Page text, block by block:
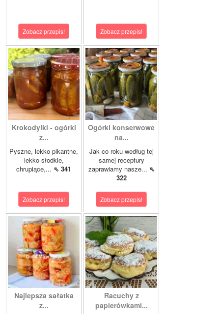
Zobacz przepis! Zobacz przepis!
Krokodylki - ogórki
z...
Pyszne, lekko pikantne,
lekko słodkie,
chrupiące,... ⇖ 341
Zobacz przepis!
Ogórki konserwowe
na...
Jak co roku według tej
samej receptury
zaprawiamy nasze... ⇖
322
Zobacz przepis!
Najlepsza sałatka
z...
Racuchy z
papierówkami...